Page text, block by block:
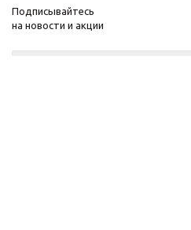
Подписывайтесь
на новости и акции